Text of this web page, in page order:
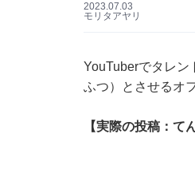
2023.07.03
モリタアヤリ
YouTuberでタレン
ふつ）とさせるオ
【実際の投稿：て